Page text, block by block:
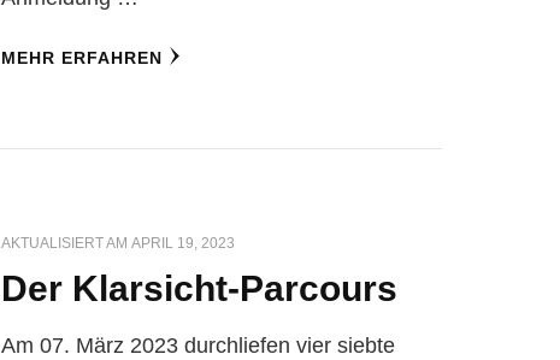
MEHR ERFAHREN
AKTUALISIERT AM APRIL 19, 2023
Der Klarsicht-Parcours
Am 07. März 2023 durchliefen vier siebte